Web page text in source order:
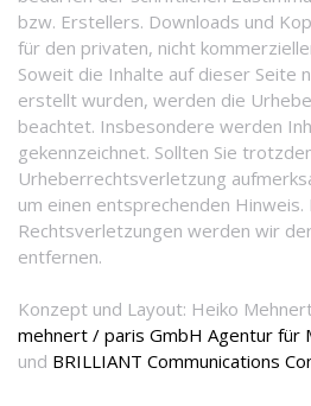
bzw. Erstellers. Downloads und
für den privaten, nicht
Soweit die Inhalte auf dieser Seite
erstellt wurden, werden die
beachtet. Insbesondere werden
gekennzeichnet. Sollten Sie
Urheberrechtsverletzung
um einen entsprechenden
Rechtsverletzungen werden wir
entfernen.
Konzept und Layout: Heiko
mehnert / paris GmbH Agentur für
und BRILLIANT Communications